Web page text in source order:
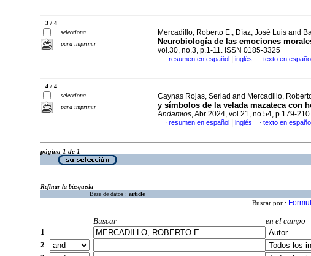
3 / 4
selecciona
para imprimir
Mercadillo, Roberto E., Díaz, José Luis and
Neurobiología de las emociones
vol.30, no.3, p.1-11. ISSN 0185-3325
· resumen en español inglés · texto en
4 / 4
selecciona
para imprimir
Caynas Rojas, Seriad and Mercadillo,
y símbolos de la velada mazateca con
Andamios, Abr 2024, vol.21, no.54, p.179-
· resumen en español inglés · texto en
página 1 de 1
Refinar la búsqueda
Base de datos : article
Buscar por :
Buscar
en el campo
1
2